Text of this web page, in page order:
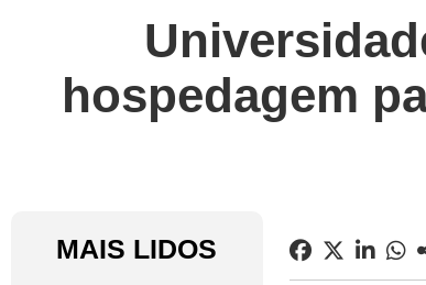
hospedagem
MAIS LIDOS